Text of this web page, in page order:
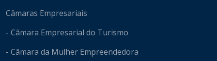
Câmaras Empresariais
- Câmara Empresarial do Turismo
- Câmara da Mulher Empreendedora